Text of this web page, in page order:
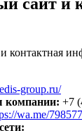
контактная
group.ru/
компании: +7
wa.me/